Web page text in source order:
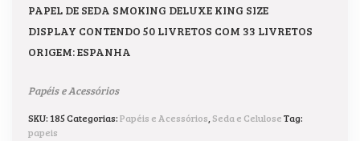
PAPEL DE SEDA SMOKING DELUXE KING SIZE
DISPLAY CONTENDO 50 LIVRETOS COM 33 LIVRETOS
ORIGEM: ESPANHA
Papéis e Acessórios
SKU: 185Categorias:Papéis e Acessórios Seda e CeluloseTag:
papeis